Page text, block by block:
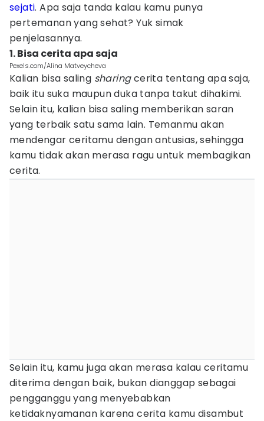
sejati. Apa saja tanda kalau kamu punya
pertemanan yang sehat? Yuk simak
penjelasannya.
1. Bisa cerita apa saja
Pexels.com/Alina Matveycheva
Kalian bisa saling sharingcerita tentang apa saja,
baik itu suka maupun duka tanpa takut dihakimi.
Selain itu, kalian bisa saling memberikan saran
yang terbaik satu sama lain. Temanmu akan
mendengar ceritamu dengan antusias, sehingga
kamu tidak akan merasa ragu untuk membagikan
cerita.
Selain itu, kamu juga akan merasa kalau ceritamu
diterima dengan baik, bukan dianggap sebagai
pengganggu yang menyebabkan
ketidaknyamanan karena cerita kamu disambut